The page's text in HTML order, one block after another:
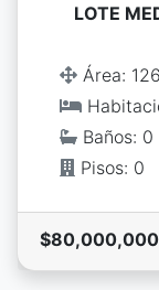
LOTE
Área:
Baños: 0
Pisos: 0
$80,000,000